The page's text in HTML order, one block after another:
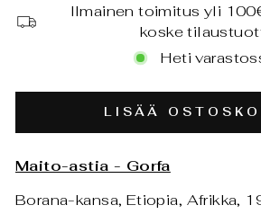
Ilmainen toimitus yli
koske
Heti
LISÄÄ
Maito-astia - Gorfa
Borana-kansa, Etiopia, Afrikka,